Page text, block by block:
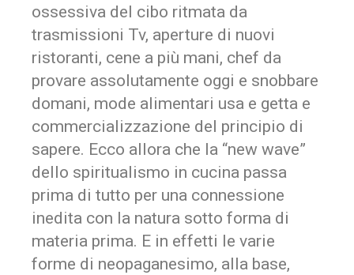
ossessiva del cibo ritmata da
trasmissioni Tv, aperture di nuovi
ristoranti, cene a più mani, chef da
provare assolutamente oggi e snobbare
domani, mode alimentari usa e getta e
commercializzazione del principio di
sapere. Ecco allora che la “new wave”
dello spiritualismo in cucina passa
prima di tutto per una connessione
inedita con la natura sotto forma di
materia prima. E in effetti le varie
forme di neopaganesimo, alla base,